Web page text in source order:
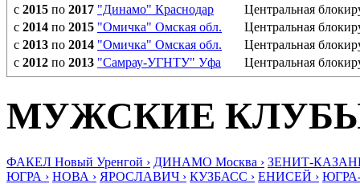
с 2015 по 2017 "Динамо" Краснодар
Центральная
с 2014 по 2015 "Омичка" Омская обл.
Центральная
с 2013 по 2014 "Омичка" Омская обл.
Центральная
с 2012 по 2013 "Самрау-УГНТУ" Уфа Центральная
МУЖСКИЕ
ФАКЕЛ Новый Уренгой › ДИНАМО Москва › ЗЕНИТ-
ЮГРА › НОВА › ЯРОСЛАВИЧ › КУЗБАСС › ЕНИСЕЙ ›